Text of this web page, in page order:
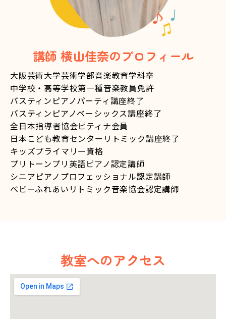
講師 横山佳奈のプロフィール
大阪芸術大学芸術学部音楽教育学科卒
中学校・高等学校第一種音楽教員免許
バスティンピアノパーティ講座終了
バスティンピアノベーシックス講座終了
全日本指導者協会ピティナ会員
日本こども教育センターリトミック講座終了
キッズプライマリー資格
プリトーンプリ英語ピアノ認定講師
シニアピアノプロフェッショナル認定講師
ベビーふれあいリトミック音楽協会認定講師
教室へのアクセス